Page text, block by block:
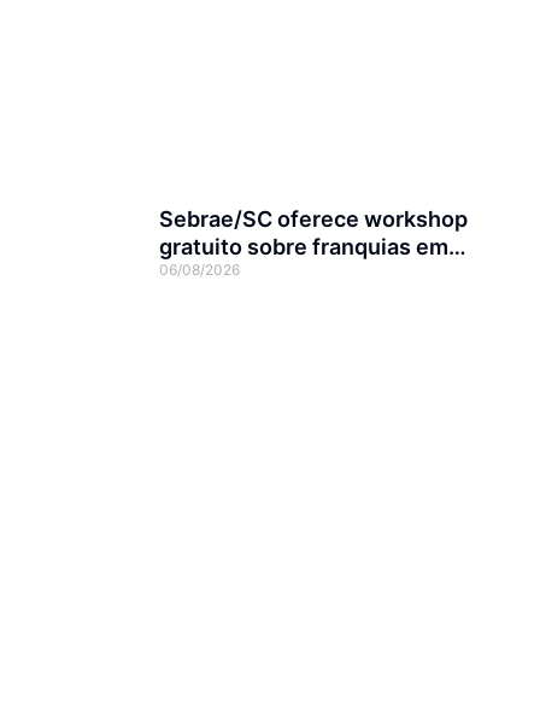
Sebrae/SC oferece workshop
gratuito sobre franquias em
Joinville
06/08/2026